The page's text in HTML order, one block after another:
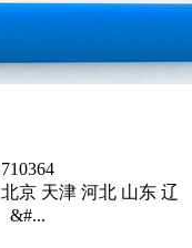
17301710364
津 河北 山东 辽